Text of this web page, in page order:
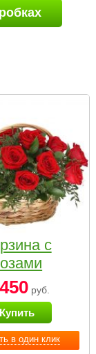
в один клик
с
руб.
Купить